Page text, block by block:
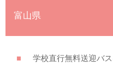
富山県
学校直行無料送迎バ